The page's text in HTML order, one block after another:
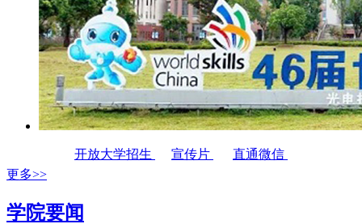
开放大学招生 宣传片
直通微信
更多>>
学院要闻